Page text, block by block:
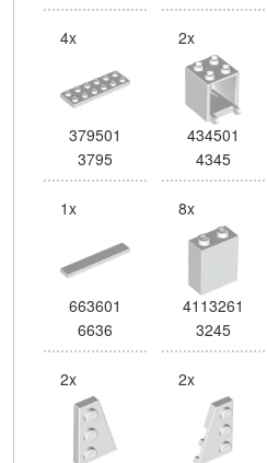
4x
379501
3795
2x
434501
4345
1x
663601
6636
8x
4113261
3245
2x 2x